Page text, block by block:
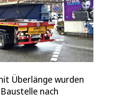
Überlänge wurden
nach